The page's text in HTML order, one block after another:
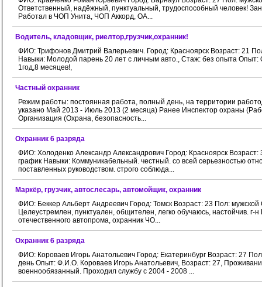
Ответственный, надёжный, пунктуальный, трудоспособный человек!
Работал в ЧОП Унита, ЧОП Аккорд, ОА...
Водитель, кладовщик, риелтор,грузчик,охранник!
ФИО: Трифонов Дмитрий Валерьевич. Город: Красноярск Возраст: 21
Навыки: Молодой парень 20 лет с личным авто., Стаж: без опыта
1год,8 месяцев!,
Частный охранник
Режим работы: постоянная работа, полный день, на территории
указано Май 2013 - Июль 2013 (2 месяца) Ранее Инспектор охраны
Организация (Охрана, безопасность...
Охранник 6 разряда
ФИО: Холоденко Александр Александрович Город: Красноярск
график Навыки: Коммуникабельный. честный. со всей серьезностью
поставленных руководством. строго соблюда...
Маркёр, грузчик, автослесарь, автомойщик, охранник
ФИО: Беккер Альберт Андреевич Город: Томск Возраст: 23 Пол:
Целеустремлен, пунктуален, общителен, легко обучаюсь, настойчив.
отечественного автопрома, охранник ЧО...
Охранник 6 разряда
ФИО: Короваев Игорь Анатольевич Город: Екатеринбург Возраст: 27
день Опыт: Ф.И.О. Короваев Игорь Анатольевич, Возраст: 27,
военнообязанный. Проходил службу с 2004 - 2008 ...